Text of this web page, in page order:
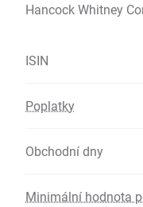
Hancock Whitney
ISIN
Poplatky
Obchodní dny
Minimální hodnota